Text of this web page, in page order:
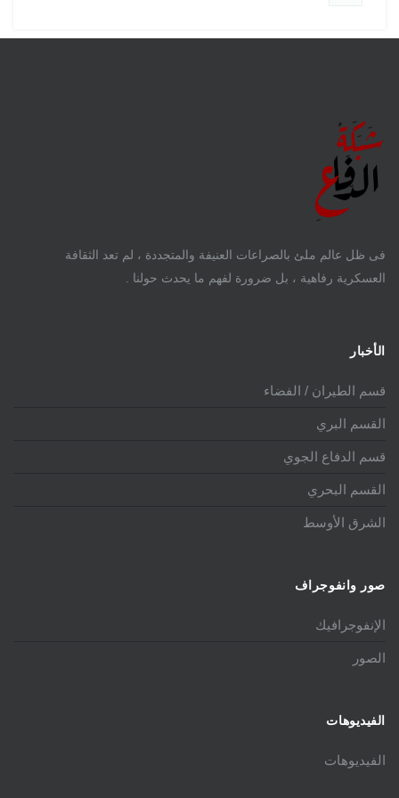
فى ظل عالم ملئ بالصراعات العنيفة والمتجددة ، لم تعد الثقافة
العسكرية رفاهية ، بل ضرورة لفهم ما يحدث حولنا .
الأخبار
قسم الطيران / الفضاء
القسم البري
قسم الدفاع الجوي
القسم البحري
الشرق الأوسط
صور وانفوجراف
الإنفوجرافيك
الصور
الفيديوهات
الفيديوهات